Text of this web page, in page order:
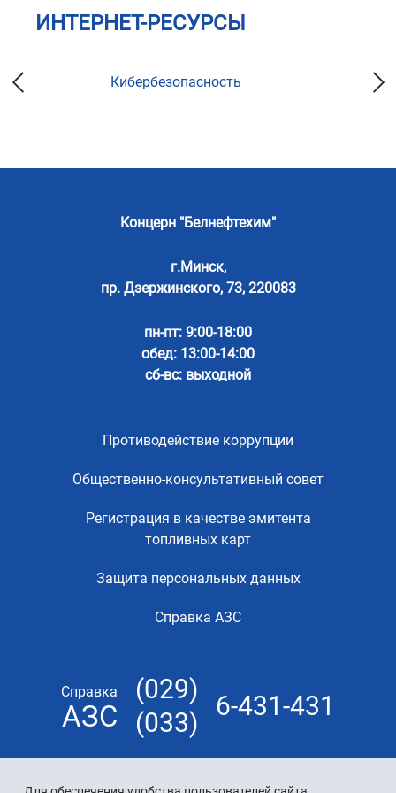
ИНТЕРНЕТ-РЕСУРСЫ
Кибербезопасность
Концерн "Белнефтехим"
г.Минск,
пр. Дзержинского, 73, 220083
пн-пт: 9:00-18:00
обед: 13:00-14:00
сб-вс: выходной
Противодействие коррупции
Общественно-консультативный совет
Регистрация в качестве эмитента
топливных карт
Защита персональных данных
Справка АЗС
Справка
АЗС
(029)
(033)
6-431-431